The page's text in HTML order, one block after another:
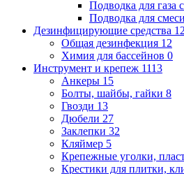
Подводка для газа
Подводка для
Дезинфицирующие средства 12
Общая дезинфекция 12
Химия для бассейнов 0
Инструмент и крепеж 1113
Анкеры 15
Болты, шайбы, гайки 8
Гвозди 13
Дюбели 27
Заклепки 32
Кляймер 5
Крепежные уголки,
Крестики для плитки,